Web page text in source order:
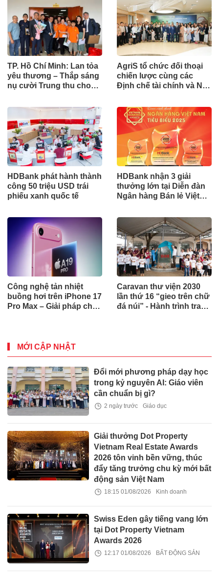
TP. Hồ Chí Minh: Lan tỏa
yêu thương – Thắp sáng
nụ cười Trung thu cho
AgriS tổ chức đối thoại
chiến lược cùng các
Định chế tài chính và Nhà
HDBank phát hành thành
công 50 triệu USD trái
phiếu xanh quốc tế
HDBank nhận 3 giải
thưởng lớn tại Diễn đàn
Ngân hàng Bán lẻ Việt
Công nghệ tản nhiệt
buồng hơi trên iPhone 17
Pro Max – Giải pháp cho
Caravan thư viện 2030
lần thứ 16 “gieo trên chữ
đá núi” - Hành trình trao
MỚI CẬP NHẬT
Đổi mới phương pháp dạy học
trong kỷ nguyên AI: Giáo viên
cần chuẩn bị gì?
2 ngày trước Giáo dục
Giải thưởng Dot Property
Vietnam Real Estate Awards
2026 tôn vinh bền vững, thúc
đẩy tăng trưởng chu kỳ mới bất
động sản Việt Nam
18:15 01/08/2026 Kinh doanh
Swiss Eden gây tiếng vang lớn
tại Dot Property Vietnam
Awards 2026
12:17 01/08/2026 BẤT ĐỘNG SẢN